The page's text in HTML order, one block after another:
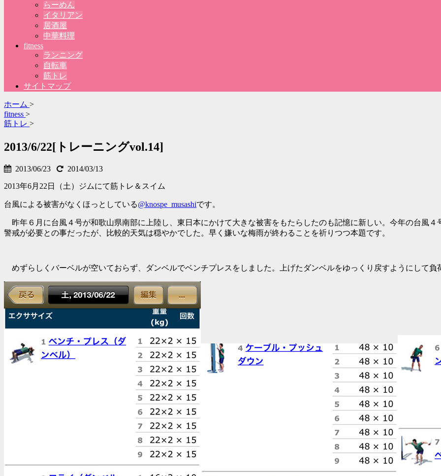
らーめん
イタリアン
居酒屋
中華料理
fitness
ランニング
自転車
筋トレ
サイトマップ
ホーム >
fitness >
筋トレ >
2013/6/22[トレーニングvol.14]
2013/06/23 2014/03/13
2013年6月22日（土）ジムにて筋トレ＆スイム
台風による被害がなくほっとしている@knospe_musashiです。
昨年６月に台風４号が和歌山県南部に上陸し、東日本にかけて大きな被害をもたらしたのも記憶に新しい。今年の台風
警戒が必要との事だったが、比較的天気は穏やかでした。早く嫌いな梅雨が終わることを祈りつつ本題です。
めずらしくバーベルが空いておらず、ダンベルでベンチプレスをしました。上げたダンベルをゆっくり戻すようにして負